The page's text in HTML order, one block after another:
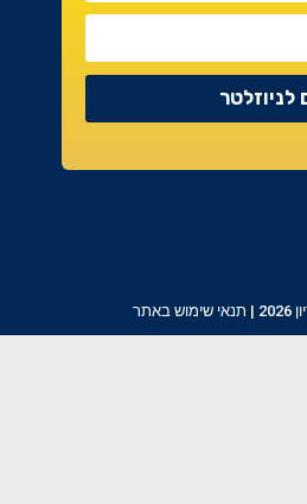
לניוזלטר
| תנאי שימוש באתר